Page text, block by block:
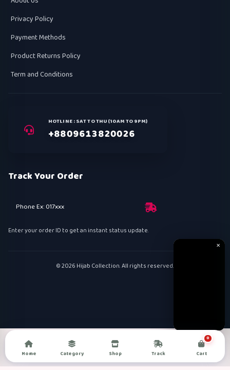
✕
Home Category Shop Track
0
Cart
Privacy Policy
Payment Methods
Product Returns Policy
Term and Conditions
HOTLINE : SAT TO THU (10AM TO 9PM)
+8809613820026
Track Your Order
Enter your order ID to get an instant status update.
© 2026 Hijab Collection. All rights reserved.